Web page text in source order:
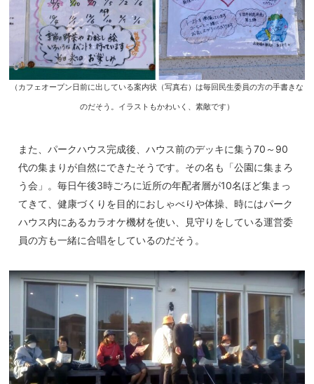
（カフェオープン日前に出している案内状（写真右）は毎回民生委員の方の手書きな
のだそう。イラストもかわいく、素敵です）
また、パークハウス完成後、ハウス前のデッキに集う70～90
代の集まりが自然にできたそうです。その名も「公園に集まろ
う会」。毎日午後3時ごろに近所の年配者層が10名ほど集まっ
てきて、健康づくりを目的におしゃべりや体操、時にはパーク
ハウス内にあるカラオケ機材を使い、見守りをしている運営委
員の方も一緒に合唱をしているのだそう。